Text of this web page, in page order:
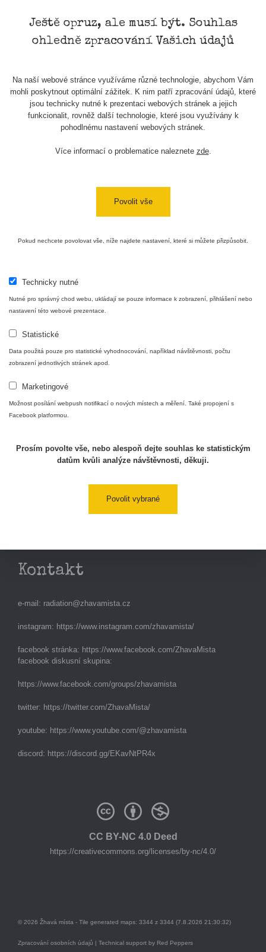
Co je dávkový příkon? Dozvíte sezde
Zpět na přehled
Aplikace pro prezentaci občanských měření
Kontakt
e-mail: radiation@zhavamista.cz
instagram: https://www.instagram.com/zhavamista/
facebook stránka: https://www.facebook.com/ZhavaMista
facebook diskusní skupina:
https://www.facebook.com/groups/zhavamista
twitter: https://twitter.com/ZhavaMista/
youtube: https://www.youtube.com/@zhavamista
discord: https://discord.gg/EKavNtPR4x
Lidé
O nás
Podpořte nás
Studnice
Kontakt
CC BY-NC 4.0 Deed
https://creativecommons.org/licenses/by-nc/4.0/
© 2026 Žhavá místa - Tile generated maps: 3344 z 3344 (7.8.2026 21:30:32)
Zpracování osobních údajů | Technical support by Red Peppers
Ještě opruz, ale musí být. Souhlas
ohledně zpracování Vašich údajů
Na naší webové stránce využíváme různé technologie, abychom Vám
mohli poskytnout optimální zážitek. K nim patří zpracování údajů, které
jsou technicky nutné k prezentaci webových stránek a jejich
funkcionalit, rovněž další technologie, které jsou využívány k
pohodlnému nastavení webových stránek.
Více informací o problematice naleznete zde.
Povolit vše
Pokud nechcete povolovat vše, níže najdete nastavení, které si můžete přizpůsobit.
Technicky nutné
Nutné pro správný chod webu, ukládají se pouze informace k zobrazení, přihlášení nebo
nastavení této webové prezentace.
Statistické
Data použitá pouze pro statistické vyhodnocování, například návštěvnosti, počtu
zobrazení jednotlivých stránek apod.
Marketingové
Možnost posílání webpush notifikací o nových místech a měření. Také propojení s
Facebook platformou.
Prosím povolte vše, nebo alespoň dejte souhlas ke statistickým
datům kvůli analýze návštěvnosti, děkuji.
Povolit vybrané